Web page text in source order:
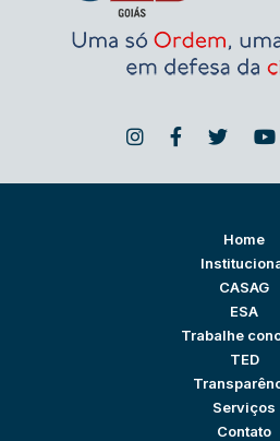
Home
CASAG
ESA
Trabalhe
TED
Serviços
Contato